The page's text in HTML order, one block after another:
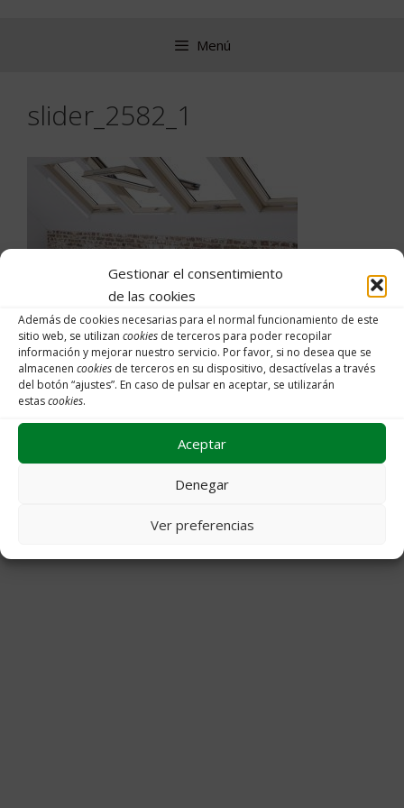
Gestionar el consentimiento
de las cookies
Además de cookies necesarias para el normal funcionamiento de este
sitio web, se utilizan cookies de terceros para poder recopilar
información y mejorar nuestro servicio. Por favor, si no desea que se
almacenen cookies de terceros en su dispositivo, desactívelas a través
del botón “ajustes”. En caso de pulsar en aceptar, se utilizarán
estascookies.
Aceptar
Denegar
Ver preferencias
Menú
slider_2582_1
Buscar:
Archivos
© 2026 Decoraciones Campos• Creado con